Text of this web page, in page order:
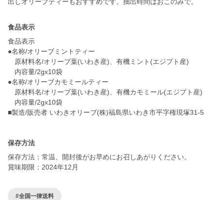
食品表示
食品表示
●名称/オリーブミントティー
原材料名/オリーブ葉(いわき産)、有機ミント(エジプト産)
内容量/2gx10袋
●名称/オリーブカモミールティー
原材料名/オリーブ葉(いわき産)、有機カモミール(エジプト産)
内容量/2gx10袋
■製造/販売者 いわきオリーブ(株)福島県いわき市平字権現塚31-5
保存方法
保存方法：常温、開封後がお早めにお召しあがりください。
賞味期限：2024年12月
#全国一律送料